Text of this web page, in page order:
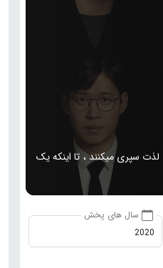
سپری میکنند ، تا اینکه یک
سال های پخش
2020